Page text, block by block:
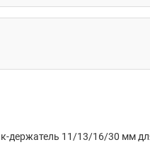
держатель 11/13/16/30 мм